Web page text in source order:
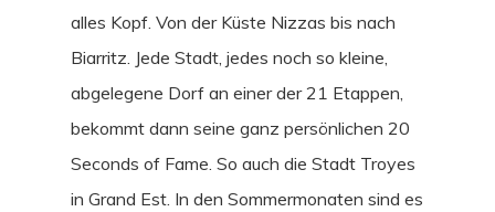
alles Kopf. Von der Küste Nizzas bis nach
Biarritz. Jede Stadt, jedes noch so kleine,
abgelegene Dorf an einer der 21 Etappen,
bekommt dann seine ganz persönlichen 20
Seconds of Fame. So auch die Stadt Troyes
in Grand Est. In den Sommermonaten sind es